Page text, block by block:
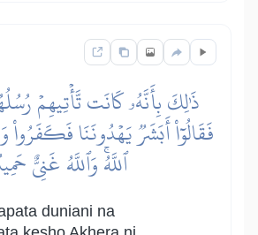
ذَٰلِكَ بِأَنَّهُۥ كَانَت تَّأۡتِيهِمۡ
فَقَالُوٓاْ أَبَشَرٞ يَهۡدُونَنَا فَكَفَرُواْ
ٱللَّهُۚ وَٱللَّهُ غَنِيٌّ
duniani na